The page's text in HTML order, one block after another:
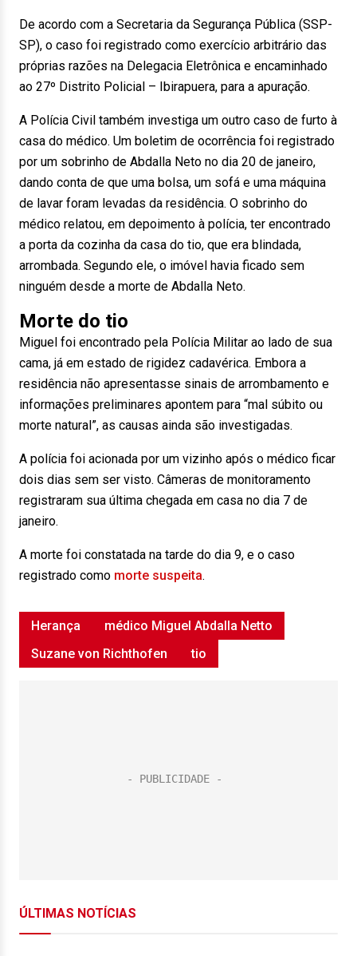
De acordo com a Secretaria da Segurança Pública (SSP-
SP), o caso foi registrado como exercício arbitrário das
próprias razões na Delegacia Eletrônica e encaminhado
ao 27º Distrito Policial – Ibirapuera, para a apuração.
A Polícia Civil também investiga um outro caso de furto à
casa do médico. Um boletim de ocorrência foi registrado
por um sobrinho de Abdalla Neto no dia 20 de janeiro,
dando conta de que uma bolsa, um sofá e uma máquina
de lavar foram levadas da residência. O sobrinho do
médico relatou, em depoimento à polícia, ter encontrado
a porta da cozinha da casa do tio, que era blindada,
arrombada. Segundo ele, o imóvel havia ficado sem
ninguém desde a morte de Abdalla Neto.
Morte do tio
Miguel foi encontrado pela Polícia Militar ao lado de sua
cama, já em estado de rigidez cadavérica. Embora a
residência não apresentasse sinais de arrombamento e
informações preliminares apontem para “mal súbito ou
morte natural”, as causas ainda são investigadas.
A polícia foi acionada por um vizinho após o médico ficar
dois dias sem ser visto. Câmeras de monitoramento
registraram sua última chegada em casa no dia 7 de
janeiro.
A morte foi constatada na tarde do dia 9, e o caso
registrado como morte suspeita.
Herança
médico Miguel Abdalla Netto
Suzane von Richthofen
tio